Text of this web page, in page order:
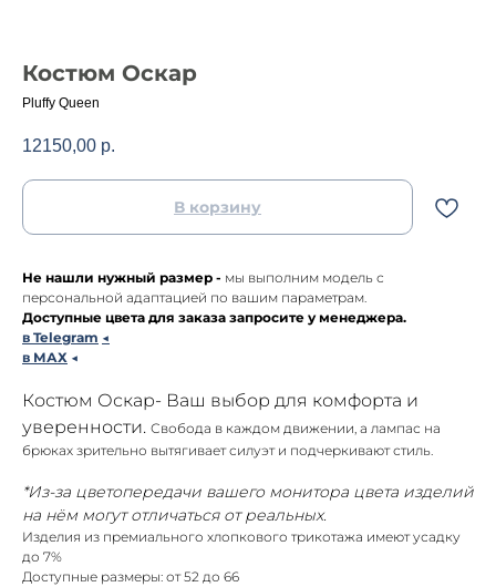
Костюм Оскар
Pluffy Queen
12150,00 р.
В корзину
Не нашли нужный размер - мы выполним модель с
персональной адаптацией по вашим параметрам.
Доступные цвета для заказа запросите у менеджера.
в Telegram ◀
в МАХ ◀
Костюм Оскар- Ваш выбор для комфорта и
уверенности. Свобода в каждом движении, а лампас на
брюках зрительно вытягивает силуэт и подчеркивают стиль.
*Из-за цветопередачи вашего монитора цвета изделий
на нём могут отличаться от реальных.
Изделия из премиального хлопкового трикотажа имеют усадку
до 7%
Доступные размеры: от 52 до 66